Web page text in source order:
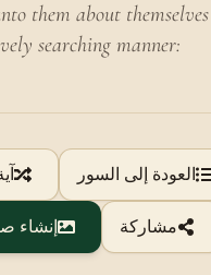
them about
search­ing manner:
العودة إلى السور
مشاركة إنشاء